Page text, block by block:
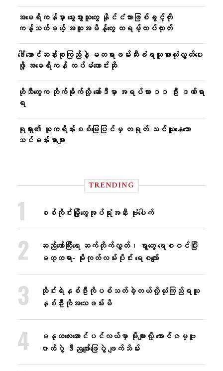
အမေရိကန်မှာ မွေးဖွားသူတွေ နိုင်ငံသားဖြစ်ခွင့်ကို
ကန့်သတ်မယ့် အထူးအမိန့်တွေ ထရမ့်ထပ်ထုတ်
ဒေါ်အောင်ဆန်းစုကြည်နဲ့ မတရားဖမ်းဆီးခံရသူအားလုံးလွှတ်ပေး
ဖို့ အမေရိကန် ထပ်မံတောင်းဆို
ဟိုသီတွေက တိုက်ခိုက်လို့ ဆော်ဒီမှာ အရပ်သား ၁၁ ဦး ဒဏ်ရာ
ရ
ရုရှား၏ ယူကရိန်းစစ်မြေပြင်မှ တရုတ် သင်ယူနေသော
သင်ခန်းစာများ
TRENDING
စစ်ကိုင်းမြို့ထွေအုပ်ရုံးအနီး ဗုံးပေါက်
ဆည်တော်ကြီးရေ ဆက်တိုက်လွှတ်၊ ရွာတွေ ရေစဝင်ပြီး
မတ္တရာ- မိုးကုတ်လမ်းပိုင်း ရေစကျော်
ထိုင်းရဲနှစ်ဦးကိုပစ်သတ်ခဲ့တယ်လို့ယုံကြည်ရသူ
နှစ်ဦးကိုအသေဖမ်းမိ
မန္တလေးအောင်ပင်လယ်မှာ မိုးများလို့ အောင်ဇမ္ဗူ
ဇာတ်ပွဲ ဒီညဖျော်ဖြေပွဲ ဖျက်သိမ်း